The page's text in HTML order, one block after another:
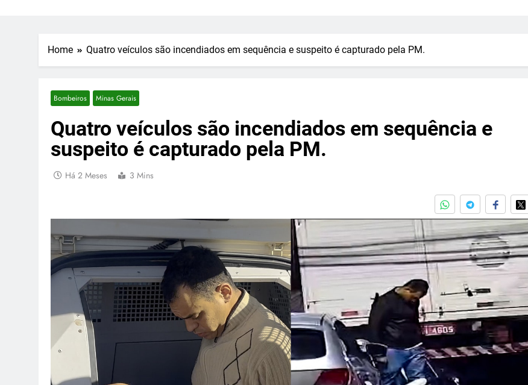
Home Quatro veículos são incendiados em sequência e suspeito é capturado pela PM.
Bombeiros Minas Gerais
Quatro veículos são incendiados em sequência e
suspeito é capturado pela PM.
Há 2 Meses 3 Mins